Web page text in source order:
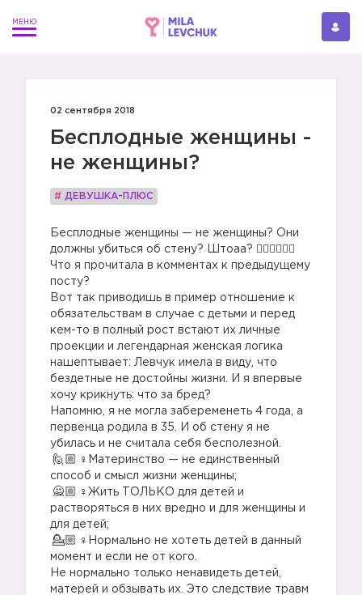
02 сентября 2018
Бесплодные женщины -
не женщины?
# ДЕВУШКА-ПЛЮС
Бесплодные женщины — не женщины? Они
должны убиться об стену? Штоаа? 🤦🏼‍♀️🤷🏼‍♀️
Что я прочитала в комментах к предыдущему
посту?
Вот так приводишь в пример отношение к
обязательствам в случае с детьми и перед
кем-то в полный рост встают их личные
проекции и легендарная женская логика
нашептывает: Левчук имела в виду, что
бездетные не достойны жизни. И я впервые
хочу крикнуть: что за бред?
Напомню, я не могла забеременеть 4 года, а
первенца родила в 35. И об стену я не
убилась и не считала себя бесполезной.
‍♀️Материнство — не единственный
способ и смысл жизни женщины;
‍♀️Жить ТОЛЬКО для детей и
растворяться в них вредно и для женщины и
для детей;
‍♀️Нормально не хотеть детей в данный
момент и если не от кого.
Не нормально только ненавидеть детей,
матерей и обзывать их. Это следствие травм